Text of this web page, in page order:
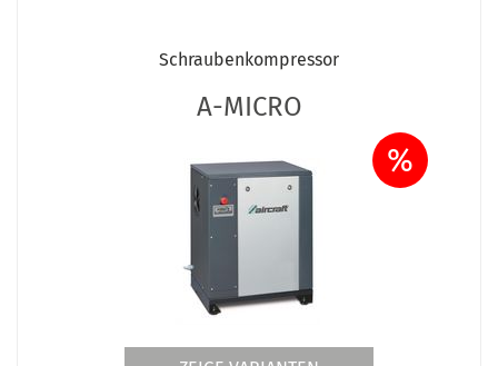
Schraubenkompressor
A-MICRO
%